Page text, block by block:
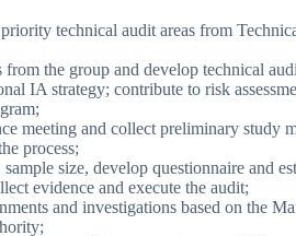
technical audit areas from
from the group and develop technical
IA strategy; contribute to risk
meeting and collect preliminary study
process;
size, develop questionnaire and
evidence and execute the audit;
and investigations based on the